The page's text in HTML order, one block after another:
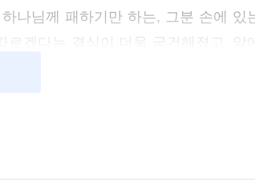
나님께 패하기만 하는, 그분 손에 있
겠다는 결심이 더욱 굳건해졌고, 앞에